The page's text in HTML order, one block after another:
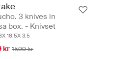
3 knives in
box. - Knivset
18.5X 3.5
kr 1599 kr